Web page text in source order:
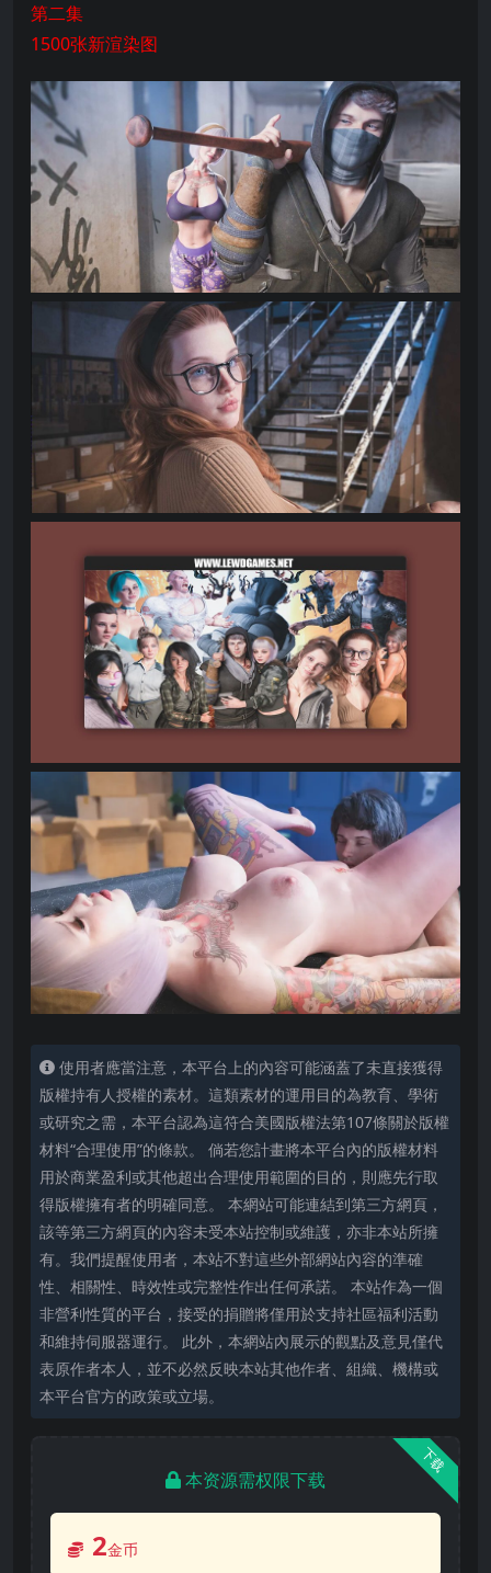
第二集
1500张新渲染图
使用者應當注意，本平台上的內容可能涵蓋了未直接獲得
版權持有人授權的素材。這類素材的運用目的為教育、學術
或研究之需，本平台認為這符合美國版權法第107條關於版權
材料“合理使用”的條款。 倘若您計畫將本平台內的版權材料
用於商業盈利或其他超出合理使用範圍的目的，則應先行取
得版權擁有者的明確同意。 本網站可能連結到第三方網頁，
該等第三方網頁的內容未受本站控制或維護，亦非本站所擁
有。我們提醒使用者，本站不對這些外部網站內容的準確
性、相關性、時效性或完整性作出任何承諾。 本站作為一個
非營利性質的平台，接受的捐贈將僅用於支持社區福利活動
和維持伺服器運行。 此外，本網站內展示的觀點及意見僅代
表原作者本人，並不必然反映本站其他作者、組織、機構或
本平台官方的政策或立場。
下载
本资源需权限下载
2金币